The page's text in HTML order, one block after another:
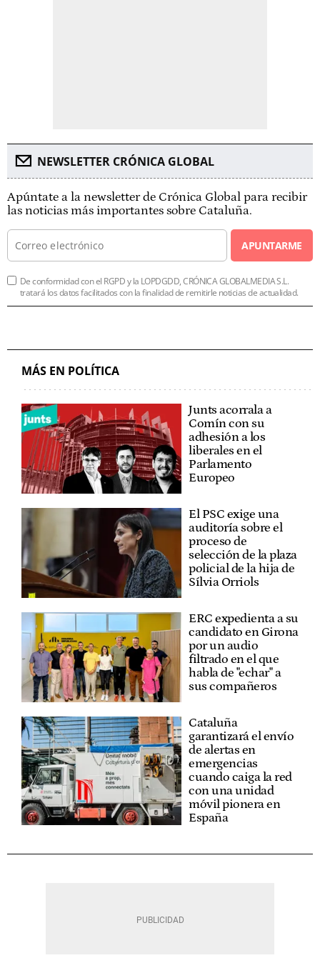
NEWSLETTER CRÓNICA GLOBAL
Apúntate a la newsletter de Crónica Global para recibir
las noticias más importantes sobre Cataluña.
APUNTARME
De conformidad con el RGPD y la LOPDGDD, CRÓNICA GLOBALMEDIA S.L.
tratará los datos facilitados con la finalidad de remitirle noticias de actualidad.
MÁS EN POLÍTICA
Junts acorrala a
Comín con su
adhesión a los
liberales en el
Parlamento
Europeo
El PSC exige una
auditoría sobre el
proceso de
selección de la plaza
policial de la hija de
Sílvia Orriols
ERC expedienta a su
candidato en Girona
por un audio
filtrado en el que
habla de "echar" a
sus compañeros
Cataluña
garantizará el envío
de alertas en
emergencias
cuando caiga la red
con una unidad
móvil pionera en
España